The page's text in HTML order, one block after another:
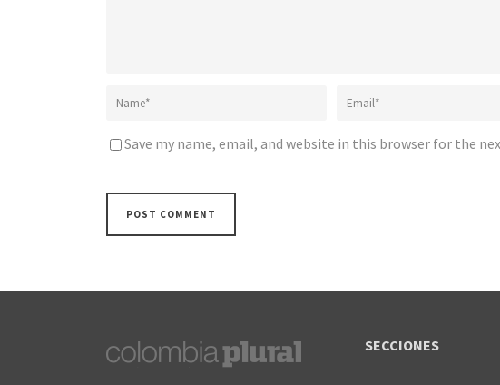
Save my name, email, and website in this browser for the
SECCIONES